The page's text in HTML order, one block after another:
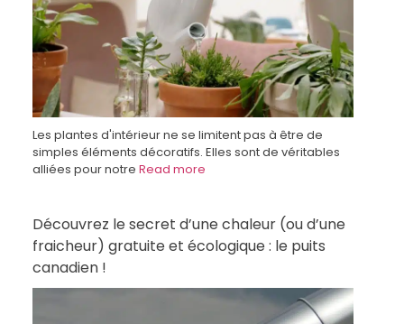
Les plantes d'intérieur ne se limitent pas à être de
simples éléments décoratifs. Elles sont de véritables
alliées pour notre Read more
Découvrez le secret d’une chaleur (ou d’une
fraicheur) gratuite et écologique : le puits
canadien !